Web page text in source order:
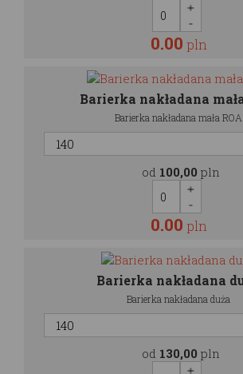
0.00 pln
Barierka nakładana
Barierka nakładana mała ROA
od 100,00 pln
0.00 pln
Barierka nakładana
Barierka nakładana duża
od 130,00 pln